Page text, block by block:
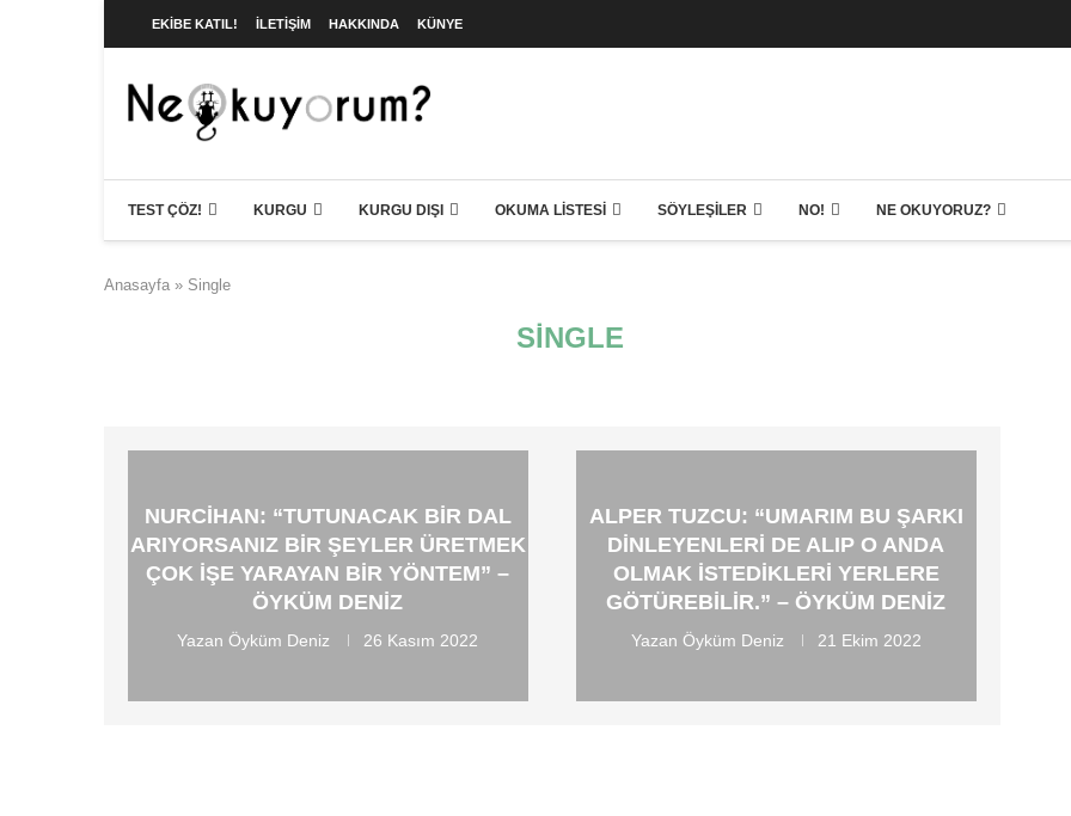
EKIBE KATIL! İLETIŞIM HAKKINDA KÜNYE
TEST ÇÖZ! KURGU KURGU DIŞI OKUMA LISTESI SÖYLEŞILER NO! NE OKUYORUZ?
Anasayfa » Single
SINGLE
NURCIHAN: “TUTUNACAK BIR DAL
ARIYORSANIZ BIR ŞEYLER ÜRETMEK
ÇOK IŞE YARAYAN BIR YÖNTEM” –
ÖYKÜM DENIZ
YazanÖyküm Deniz 26 Kasım 2022
ALPER TUZCU: “UMARIM BU ŞARKI
DINLEYENLERI DE ALIP O ANDA
OLMAK ISTEDIKLERI YERLERE
GÖTÜREBILIR.” – ÖYKÜM DENIZ
Yazan Öyküm Deniz 21 Ekim 2022